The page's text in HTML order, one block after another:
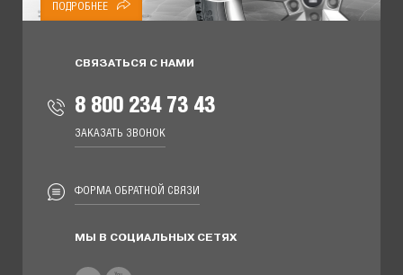
ПОДРОБНЕЕ
СВЯЗАТЬСЯ С НАМИ
8 800 234 73 43
ЗАКАЗАТЬ ЗВОНОК
ФОРМА ОБРАТНОЙ СВЯЗИ
МЫ В СОЦИАЛЬНЫХ СЕТЯХ